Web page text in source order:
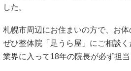
した。
札幌市周辺にお住まいの方で、お体
ぜひ整体院「足うら屋」にご相談
業界に入って18年の院長が必ず担